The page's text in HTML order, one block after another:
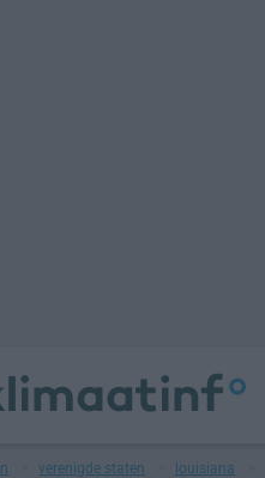
verenigde staten louisiana